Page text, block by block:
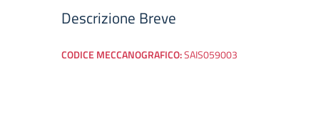
Descrizione Breve
CODICE MECCANOGRAFICO:SAIS059003